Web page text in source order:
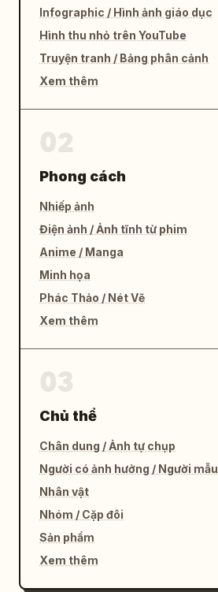
Infographic / Hình ảnh giáo dục
Hình thu nhỏ trên YouTube
Truyện tranh / Bảng phân cảnh
Xem thêm
Phong cách
Nhiếp ảnh
Điện ảnh / Ảnh tĩnh từ phim
Anime / Manga
Minh họa
Phác Thảo / Nét Vẽ
Xem thêm
Chủ thể
Chân dung / Ảnh tự chụp
Người có ảnh hưởng / Người mẫu
Nhân vật
Nhóm / Cặp đôi
Sản phẩm
Xem thêm